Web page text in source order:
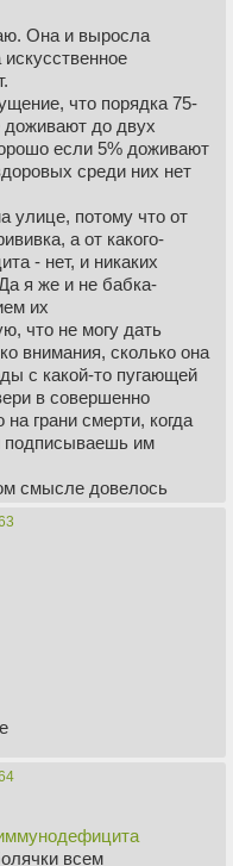
Она и выросла
что порядка 75-
доживают до двух
если 5% доживают
среди них нет
улице, потому что от
а от какого-
- нет, и никаких
я же и не бабка-
их
что не могу дать
внимания, сколько она
с какой-то пугающей
в совершенно
грани смерти, когда
подписываешь им
смысле довелось
в каких
братья и сёстры, я
беру с такими
наткнулся на
Тетка с отличными
ещё и
от меня. А начал
всем